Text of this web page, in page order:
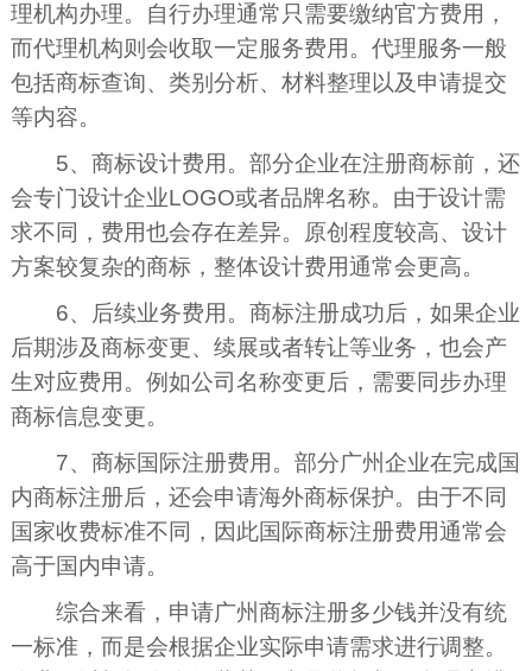
理机构办理。自行办理通常只需要缴纳官方费用，
而代理机构则会收取一定服务费用。代理服务一般
包括商标查询、类别分析、材料整理以及申请提交
等内容。
5、商标设计费用。部分企业在注册商标前，还
会专门设计企业LOGO或者品牌名称。由于设计需
求不同，费用也会存在差异。原创程度较高、设计
方案较复杂的商标，整体设计费用通常会更高。
6、后续业务费用。商标注册成功后，如果企业
后期涉及商标变更、续展或者转让等业务，也会产
生对应费用。例如公司名称变更后，需要同步办理
商标信息变更。
7、商标国际注册费用。部分广州企业在完成国
内商标注册后，还会申请海外商标保护。由于不同
国家收费标准不同，因此国际商标注册费用通常会
高于国内申请。
综合来看，申请广州商标注册多少钱并没有统
一标准，而是会根据企业实际申请需求进行调整。